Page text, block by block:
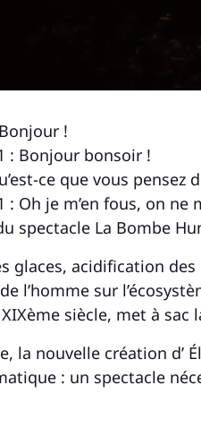
!
: Bonjour bonsoir !
ce que vous
: Oh je m’en fous, on ne
spectacle La Bombe
glaces, acidification
l’homme sur
siècle, met à
la nouvelle création d’
: un spectacle